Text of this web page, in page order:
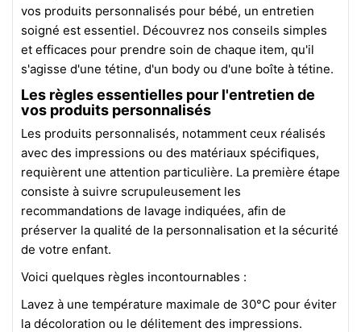
vos produits personnalisés pour bébé, un entretien
soigné est essentiel. Découvrez nos conseils simples
et efficaces pour prendre soin de chaque item, qu'il
s'agisse d'une tétine, d'un body ou d'une boîte à tétine.
Les règles essentielles pour l'entretien de
vos produits personnalisés
Les produits personnalisés, notamment ceux réalisés
avec des impressions ou des matériaux spécifiques,
requièrent une attention particulière. La première étape
consiste à suivre scrupuleusement les
recommandations de lavage indiquées, afin de
préserver la qualité de la personnalisation et la sécurité
de votre enfant.
Voici quelques règles incontournables :
Lavez à une température maximale de 30°C pour éviter
la décoloration ou le délitement des impressions.